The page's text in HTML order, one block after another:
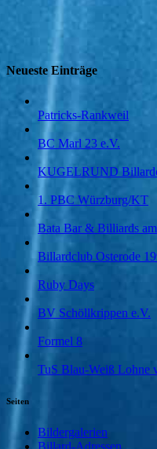
Neueste Einträge
Patricks-Rankweil
BC Marl 23 e.V.
KUGELRUND
1. PBC Würzburg/KT
Bata Bar & Billiards
Billardclub Osterode
Ruby Days
BV Schöllkrippen e.V.
Formel 8
TuS Blau-Weiß Lohne
Seiten
Bildergalerien
Billard-Adressen